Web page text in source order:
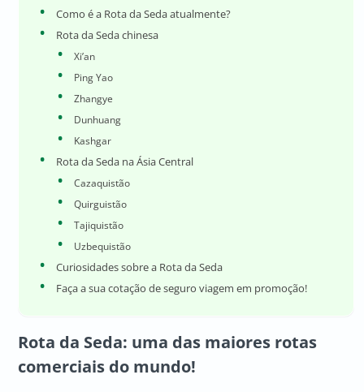
Como é a Rota da Seda atualmente?
Rota da Seda chinesa
Xi’an
Ping Yao
Zhangye
Dunhuang
Kashgar
Rota da Seda na Ásia Central
Cazaquistão
Quirguistão
Tajiquistão
Uzbequistão
Curiosidades sobre a Rota da Seda
Faça a sua cotação de seguro viagem em promoção!
Rota da Seda: uma das maiores rotas
comerciais do mundo!